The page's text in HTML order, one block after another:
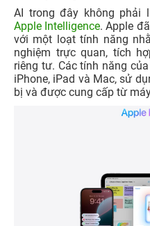
AI trong đây không phải
Apple Intelligence. Apple
với một loạt tính năng
nghiệm trực quan, tích
riêng tư. Các tính năng
iPhone, iPad và Mac, sử
bị và được cung cấp từ